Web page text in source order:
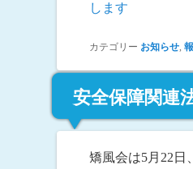
します
カテゴリー お知らせ,
安全保障関連
矯風会は5月22日